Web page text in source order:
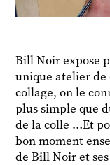
Bill Noir expose
unique atelier de
collage, on le
plus simple que
de la colle …Et
bon moment
de Bill Noir et